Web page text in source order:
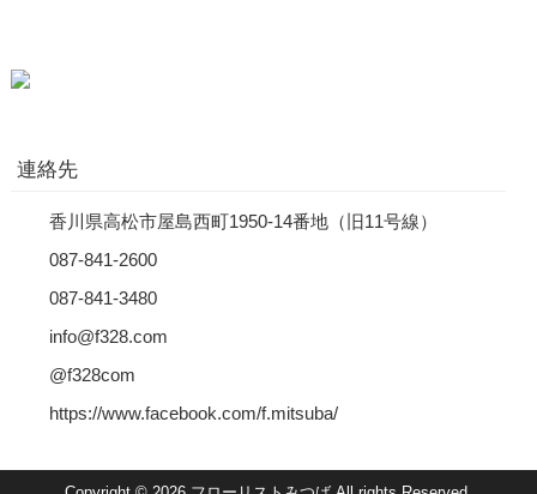
連絡先
香川県高松市屋島西町1950-14番地（旧11号線）
087-841-2600
087-841-3480
info@f328.com
@f328com
https://www.facebook.com/f.mitsuba/